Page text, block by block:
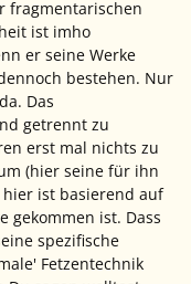
fragmentarischen
ist imho
er seine Werke
bestehen. Nur
Das
getrennt zu
erst mal nichts zu
(hier seine für ihn
ist basierend auf
gekommen ist. Dass
spezifische
Fetzentechnik